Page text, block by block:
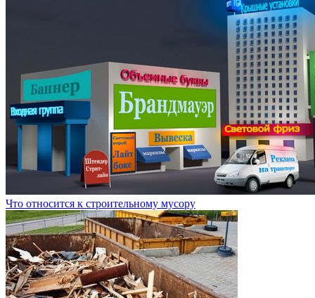
Что относится к строительному мусору